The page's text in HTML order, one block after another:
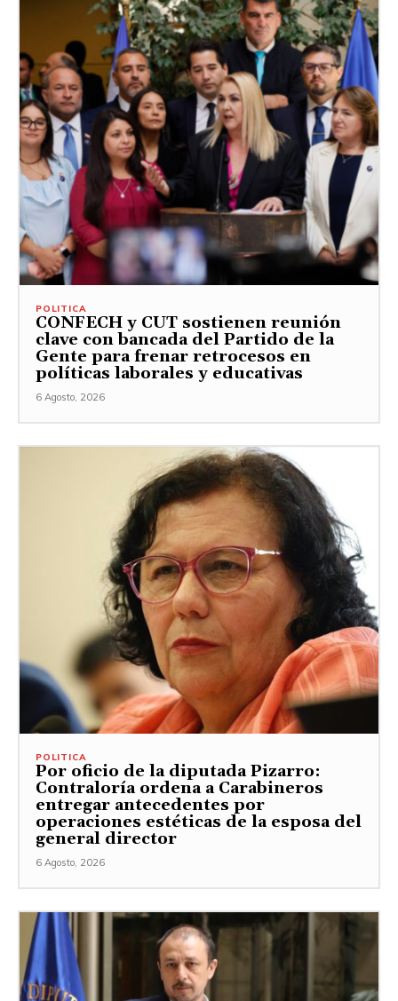
POLITICA
CONFECH y CUT sostienen reunión
clave con bancada del Partido de la
Gente para frenar retrocesos en
políticas laborales y educativas
6 Agosto, 2026
POLITICA
Por oficio de la diputada Pizarro:
Contraloría ordena a Carabineros
entregar antecedentes por
operaciones estéticas de la esposa del
general director
6 Agosto, 2026